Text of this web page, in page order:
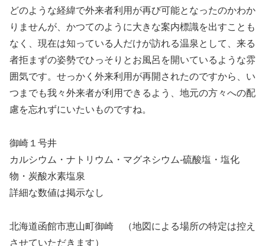
どのような経緯で外来者利用が再び可能となったのかわか
りませんが、かつてのように大きな案内標識を出すことも
なく、現在は知っている人だけが訪れる温泉として、来る
者拒まずの姿勢でひっそりとお風呂を開いているような雰
囲気です。せっかく外来利用が再開されたのですから、い
つまでも我々外来者が利用できるよう、地元の方々への配
慮を忘れずにいたいものですね。
御崎１号井
カルシウム・ナトリウム・マグネシウム-硫酸塩・塩化
物・炭酸水素塩泉
詳細な数値は掲示なし
北海道函館市恵山町御崎 （地図による場所の特定は控え
させていただきます）